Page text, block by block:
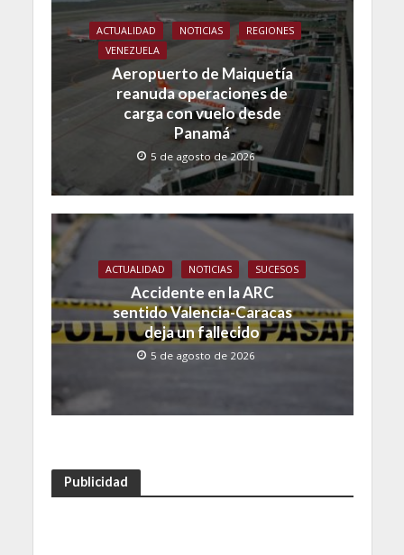
ACTUALIDAD NOTICIAS
REGIONES
VENEZUELA
Aeropuerto de Maiquetía
reanuda operaciones de
carga con vuelo desde
Panamá
5 de agosto de 2026
ACTUALIDAD NOTICIAS SUCESOS
Accidente en la ARC
sentido Valencia-Caracas
deja un fallecido
5 de agosto de 2026
Publicidad